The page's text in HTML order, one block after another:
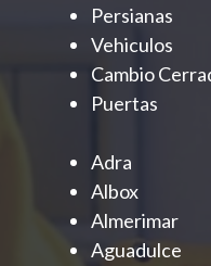
Persianas
Vehiculos
Cambio
Puertas
Adra
Albox
Almerimar
Aguadulce